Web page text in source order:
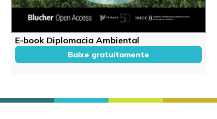
E-book Diplomacia Ambiental
Baixe gratuitamente